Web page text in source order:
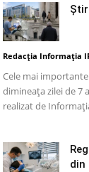
Redacția Informația
Cele mai
dimineața zilei de 7
realizat de
din